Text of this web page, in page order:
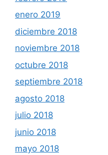
enero 2019
diciembre 2018
noviembre 2018
octubre 2018
septiembre 2018
agosto 2018
julio 2018
junio 2018
mayo 2018